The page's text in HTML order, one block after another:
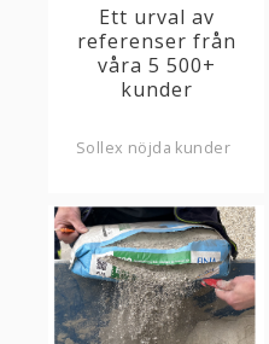
Ett urval av
referenser från
våra 5 500+
kunder
Sollex nöjda kunder